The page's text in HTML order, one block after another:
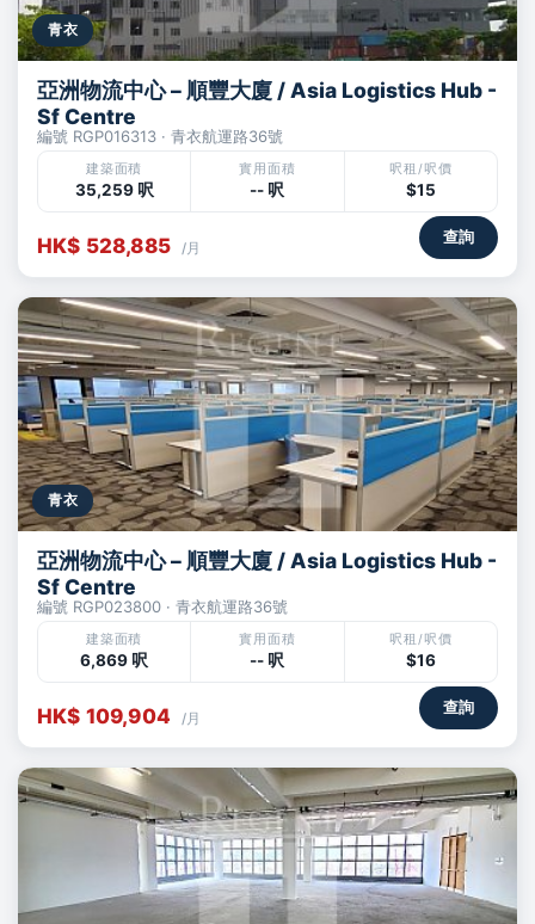
青衣
亞洲物流中心 – 順豐大廈 / Asia Logistics Hub -
Sf Centre
編號 RGP016313 · 青衣航運路36號
建築面積
35,259 呎
實用面積
-- 呎
呎租/呎價
$15
HK$ 528,885 /月
查詢
青衣
亞洲物流中心 – 順豐大廈 / Asia Logistics Hub -
Sf Centre
編號 RGP023800 · 青衣航運路36號
建築面積
6,869 呎
實用面積
-- 呎
呎租/呎價
$16
HK$ 109,904 /月
查詢